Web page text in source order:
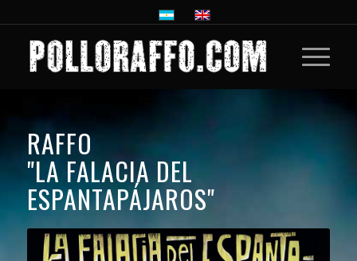
RAFFO
"LA FALACIA DEL
ESPANTAPÁJAROS"